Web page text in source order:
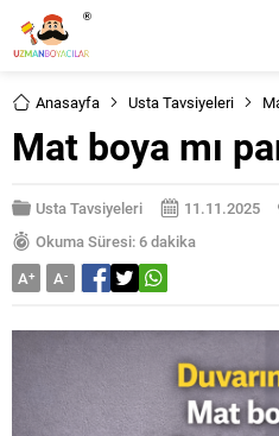
Anasayfa Usta Tavsiyeleri
Mat boya mı
Usta Tavsiyeleri 11.11.2025
Okuma Süresi: 6 dakika
A+ A-